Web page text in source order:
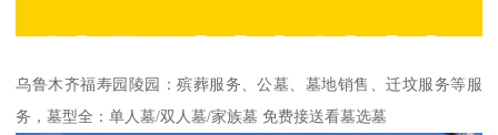
乌鲁木齐福寿园陵园：殡葬服务、公墓、墓地销售、迁坟服务等服
务，墓型全：单人墓/双人墓/家族墓 免费接送看墓选墓